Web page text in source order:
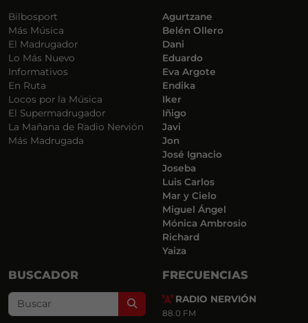
Bilbosport
Más Música
El Madrugador
Lo Más Nuevo
Informativos
En Ruta
Locos por la Música
El Supermadrugador
La Mañana de Radio Nervión
Más Madrugada
Agurtzane
Belén Ollero
Dani
Eduardo
Eva Argote
Endika
Iker
Iñigo
Javi
Jon
José Ignacio
Joseba
Luis Carlos
Mar y Cielo
Miguel Ángel
Mónica Ambrosio
Richard
Yaiza
BUSCADOR
Search
FRECUENCIAS
RADIO NERVIÓN
88.0 FM